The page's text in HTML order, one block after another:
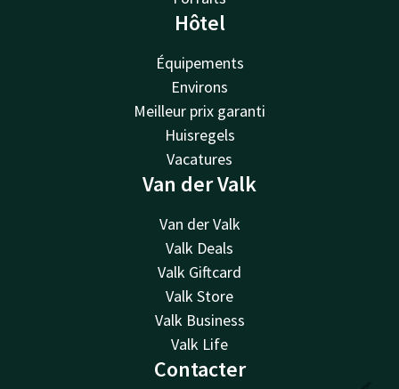
Hôtel
Équipements
Environs
Meilleur prix garanti
Huisregels
Vacatures
Van der Valk
Van der Valk
Valk Deals
Valk Giftcard
Valk Store
Valk Business
Valk Life
Contacter